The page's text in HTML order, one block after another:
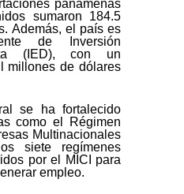
panameñas
sumaron 184.5
Además, el país es
de Inversión
(IED), con un
millones de dólares
se ha fortalecido
como el Régimen
Multinacionales
siete regímenes
por el MICI para
empleo.